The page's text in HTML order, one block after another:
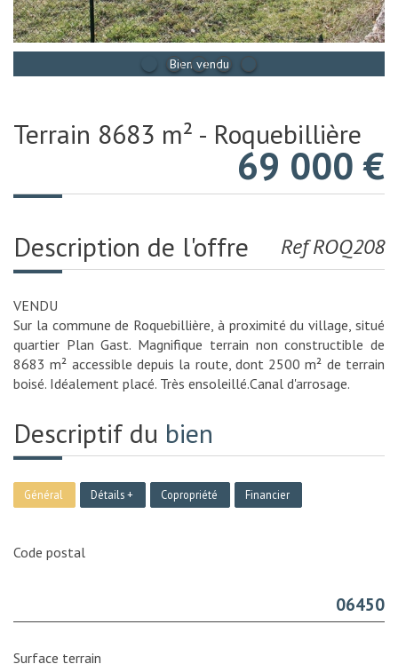
Bien vendu
Terrain 8683 m² - Roquebillière
69 000 €
Description de l'offre Ref ROQ208
VENDU
Sur la commune de Roquebillière, à proximité du village, situé
quartier Plan Gast. Magnifique terrain non constructible de
8683 m² accessible depuis la route, dont 2500 m² de terrain
boisé. Idéalement placé. Très ensoleillé.Canal d'arrosage.
Descriptif du bien
Général Détails + Copropriété Financier
Code postal
06450
surface terrain